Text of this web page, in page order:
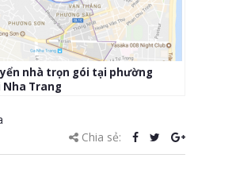
nhà trọn gói tại phường
Nha Trang
Chia sẻ: